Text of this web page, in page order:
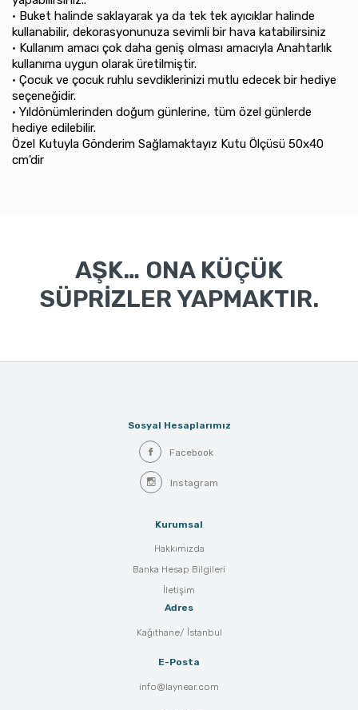
• Buket halinde saklayarak ya da tek tek ayıcıklar halinde
kullanabilir, dekorasyonunuza sevimli bir hava katabilirsiniz
• Kullanım amacı çok daha geniş olması amacıyla Anahtarlık
kullanıma uygun olarak üretilmiştir.
• Çocuk ve çocuk ruhlu sevdiklerinizi mutlu edecek bir hediye
seçeneğidir.
• Yıldönümlerinden doğum günlerine, tüm özel günlerde
hediye edilebilir.
Özel Kutuyla Gönderim Sağlamaktayız Kutu Ölçüsü 50x40
cm'dir
AŞK… ONA KÜÇÜK
SÜPRİZLER YAPMAKTIR.
Sosyal Hesaplarımız
Facebook
Instagram
Kurumsal
Hakkımızda
Banka Hesap Bilgileri
İletişim
Adres
Kağıthane/ İstanbul
E-Posta
info@laynear.com